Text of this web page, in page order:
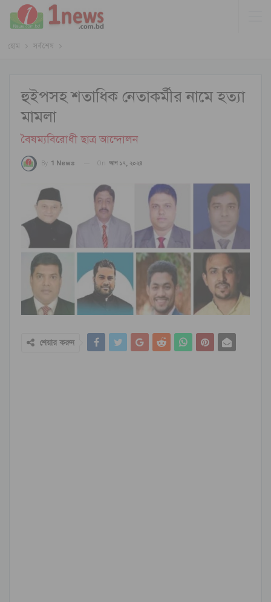
হোম সর্বশেষ
হুইপসহ শতাধিক নেতাকর্মীর নামে হত্যা
মামলা
বৈষম্যবিরোধী ছাত্র আন্দোলন
By 1 News On আগ ১৭, ২০২৪
শেয়ার করুন